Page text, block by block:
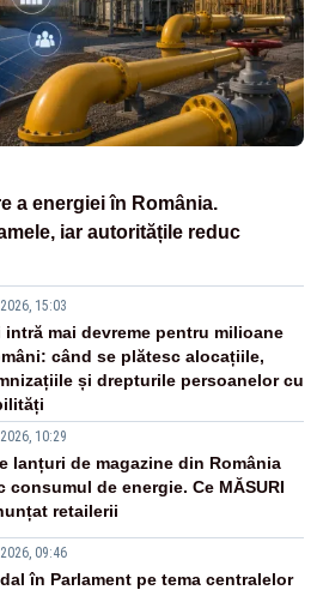
a energiei în România.
iar autoritățile reduc
15:03
intră mai devreme pentru milioane
când se plătesc alocațiile,
și drepturile persoanelor cu
10:29
lanțuri de magazine din România
consumul de energie. Ce MĂSURI
retailerii
09:46
în Parlament pe tema centralelor